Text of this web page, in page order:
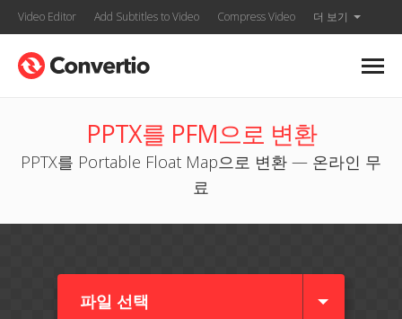
Video Editor Add Subtitles to Video Compress Video 더 보기
PPTX를 PFM으로 변환
PPTX를 Portable Float Map으로 변환 — 온라인 무
료
파일 선택